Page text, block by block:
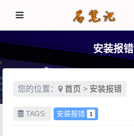
安装报错
您的位置： 首页 > 安装报错
TAGS: 安装报错 1